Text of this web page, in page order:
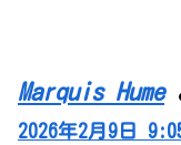
Marquis Hume
2026年2月9日